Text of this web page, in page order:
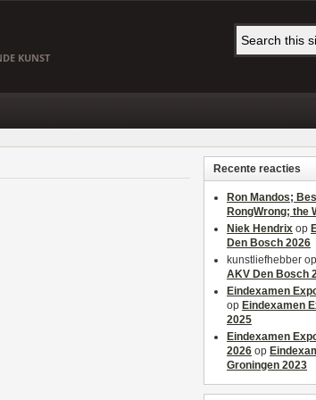
KUNST
Recente reacties
Ron Mandos;
RongWrong; the
Niek Hendrix op
Den Bosch 2026
kunstliefhebber op
AKV Den Bosch
Eindexamen
op Eindexamen
2025
Eindexamen
2026 op
Groningen 2023